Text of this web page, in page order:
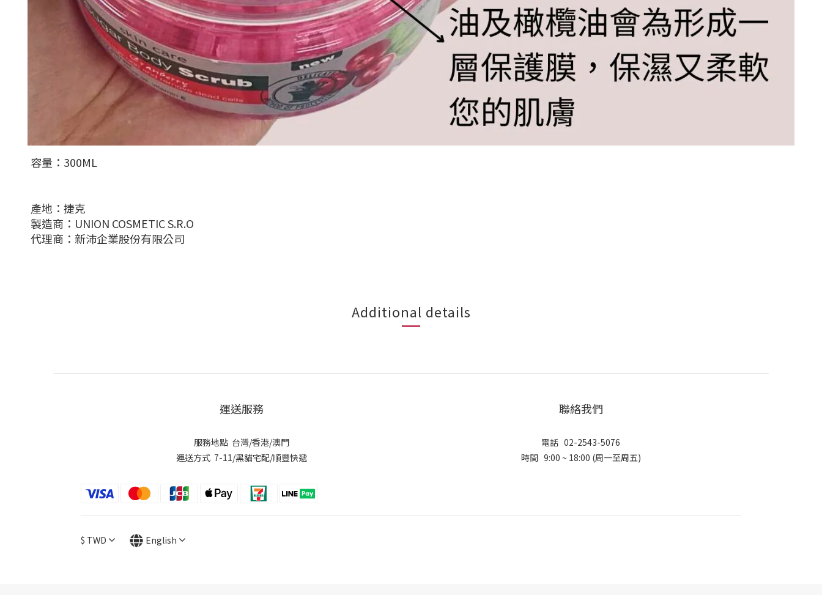
容量：300ML
產地：捷克
製造商：UNION COSMETIC S.R.O
代理商：新沛企業股份有限公司
Additional details
運送服務
服務地點 台灣/香港/澳門
運送方式 7-11/黑貓宅配/順豐快遞
聯絡我們
電話 02-2543-5076
時間 9:00 ~ 18:00 (周一至周五)
$ TWD English